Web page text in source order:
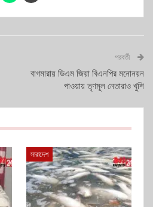
পরবর্তী
বাগমারায় ডিএম জিয়া বিএনপির মনোনয়ন
পাওয়ায় তৃণমূল নেতারাও খুশি
সারাদেশ